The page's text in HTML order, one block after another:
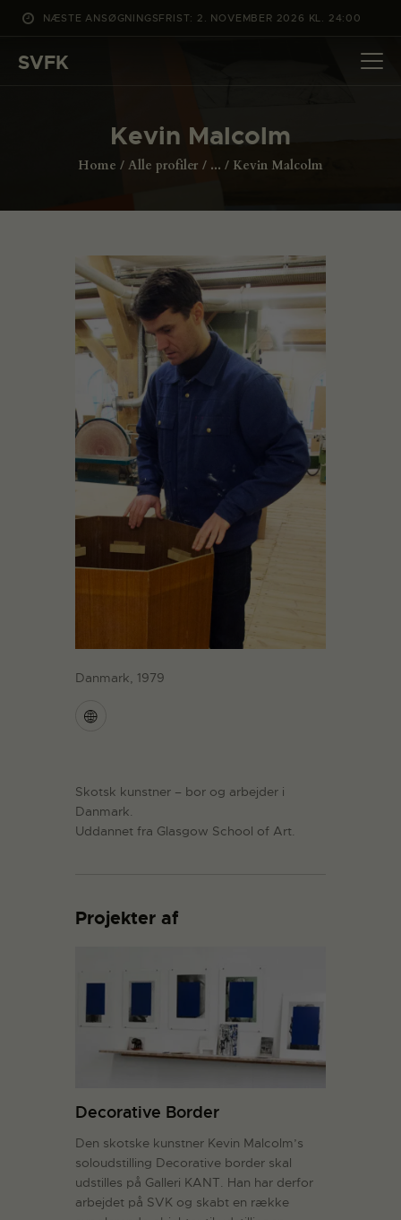
NÆSTE ANSØGNINGSFRIST: 2. NOVEMBER 2026 KL. 24:00
SVFK
Kevin Malcolm
Home Alle profiler ... Kevin Malcolm
DET SKER
ANSØG
ENGLISH
Danmark, 1979
Skotsk kunstner – bor og arbejder i
Danmark.
Uddannet fra Glasgow School of Art.
Projekter af
Decorative Border
Den skotske kunstner Kevin Malcolm’s
soloudstilling Decorative border skal
udstilles på Galleri KANT. Han har derfor
arbejdet på SVK og skabt en række